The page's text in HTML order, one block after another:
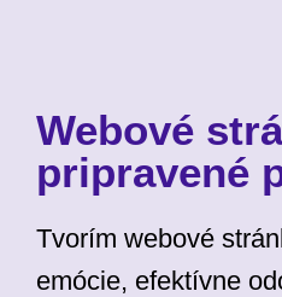
Webové
pripravené
Tvorím webové
emócie, efektívne